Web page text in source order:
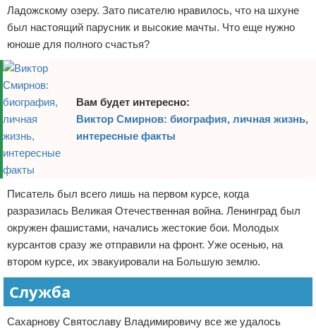
Ладожскому озеру. Зато писателю нравилось, что на шхуне
был настоящий парусник и высокие мачты. Что еще нужно
юноше для полного счастья?
Вам будет интересно:
Виктор Смирнов: биография, личная жизнь,
интересные факты
Писатель был всего лишь на первом курсе, когда
разразилась Великая Отечественная война. Ленинград был
окружен фашистами, начались жестокие бои. Молодых
курсантов сразу же отправили на фронт. Уже осенью, на
втором курсе, их эвакуировали на Большую землю.
Служба
Сахарнову Святославу Владимировичу все же удалось